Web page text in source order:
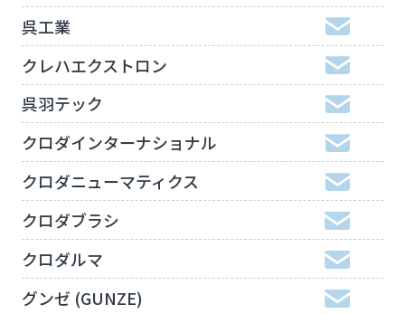
呉工業
クレハエクストロン
呉羽テック
クロダインターナショナル
クロダニューマティクス
クロダブラシ
クロダルマ
グンゼ (GUNZE)